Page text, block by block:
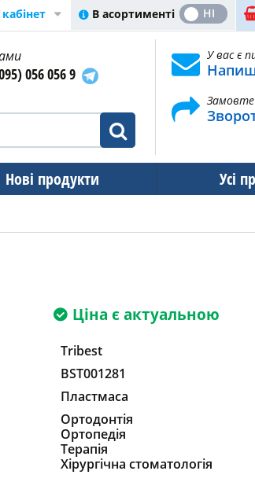
В асортименті
ТАК НІ
056 056 9
У вас є
Замовте
Нові продукти Усі
Ціна є актуальною
Tribest
BST001281
Пластмаса
Ортодонтія
Ортопедія
Терапія
Хірургічна стоматологія